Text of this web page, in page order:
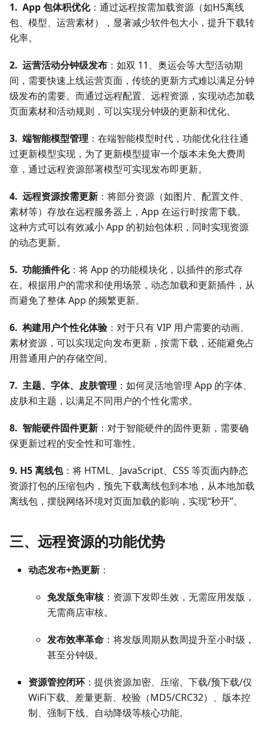
1. App 包体积优化：通过远程按需加载资源（如H5离线
包、模型、运营素材），显著减少软件包大小，提升下载转
化率。
2. 运营活动分钟级发布 ：如双 11、奥运会等大型活动期
间，需要快速上线运营页面，传统的更新方式难以满足分钟
级发布的需要。而通过远程配置、远程资源，实现动态加载
页面素材和活动规则，可以实现分钟级的更新和优化。
3. 端智能模型管理 ：在端智能模型时代，功能优化往往通
过更新模型实现，为了更新模型提审一个版本未免大费周
章，通过远程资源部署模型可实现发布即更新。
4. 远程资源按需更新 ：将部分资源（如图片、配置文件、
素材等）存放在远程服务器上，App 在运行时按需下载。
这种方式可以有效减小 App 的初始包体积，同时实现资源
的动态更新。
5. 功能插件化：将 App 的功能模块化，以插件的形式存
在。根据用户的需求和使用场景，动态加载和更新插件，从
而避免了整体 App 的频繁更新。
6. 构建用户个性化体验：对于只有 VIP 用户需要的动画、
素材资源，可以实现定向发布更新，按需下载，还能避免占
用普通用户的存储空间。
7. 主题、字体、皮肤管理 ：如何灵活地管理 App 的字体、
皮肤和主题，以满足不同用户的个性化需求。
8. 智能硬件固件更新 ：对于智能硬件的固件更新，需要确
保更新过程的安全性和可靠性。
9. H5 离线包：将 HTML、JavaScript、CSS 等页面内静态
资源打包的压缩包内，预先下载离线包到本地，从本地加载
离线包，摆脱网络环境对页面加载的影响，实现“秒开”。
三、远程资源的功能优势
动态发布+热更新 ：
免发版免审核：资源下发即生效，无需应用发版，
无需商店审核。
发布效率革命 ：将发版周期从数周提升至小时级，
甚至分钟级。
资源管控闭环：提供资源加密、压缩、下载/预下载/仅
WiFi下载、差量更新、校验（MD5/CRC32）、版本控
制、强制下线、自动降级等核心功能。